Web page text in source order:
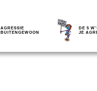
AGRESSIE
BUITENGEWOON
DE 5
JE